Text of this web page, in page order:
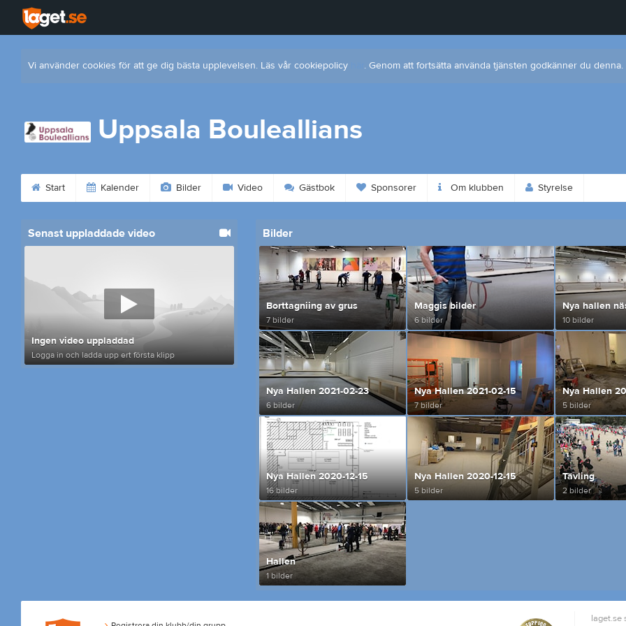
Vi använder cookies för att ge dig bästa upplevelsen. Läs vår cookiepolicy . Genom att fortsätta använda tjänsten godkänner du denna.
Uppsala Bouleallians
Start Kalender Bilder Video Gästbok Sponsorer Om klubben Styrelse
Senast uppladdade video
Ingen video uppladdad
Logga in och ladda upp ert första klipp
Bilder
Borttagniing av grus
7 bilder
Maggis bilder
6 bilder 10 bilder
Nya Hallen 2021-02-23
6 bilder
Nya Hallen 2021-02-15
7 bilder
Nya Hallen
5 bilder
Nya Hallen 2020-12-15
16 bilder
Nya Hallen 2020-12-15
5 bilder
Tävling
2 bilder
Hallen
1 bilder
laget.se